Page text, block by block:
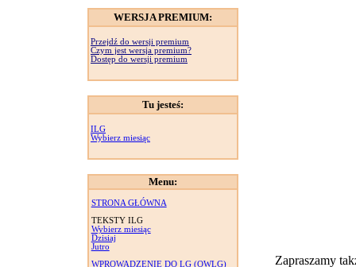
WERSJA PREMIUM:
Przejdź do wersji premium
Czym jest wersja premium?
Dostęp do wersji premium
Tu jesteś:
ILG
Wybierz miesiąc
Menu:
STRONA GŁÓWNA
TEKSTY ILG
Wybierz miesiąc
Dzisiaj
Jutro
WPROWADZENIE DO LG (OWLG)
Zapraszamy